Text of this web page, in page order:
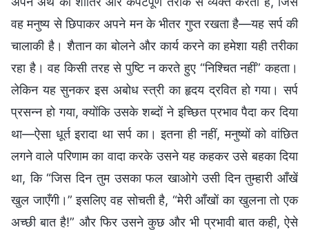
वह मनुष्य से छिपाकर अपने मन के भीतर गुप्त रखता है—यह सर्प की
चालाकी है। शैतान का बोलने और कार्य करने का हमेशा यही तरीका
रहा है। वह किसी तरह से पुष्टि न करते हुए “निश्चित नहीं” कहता।
लेकिन यह सुनकर इस अबोध स्त्री का हृदय द्रवित हो गया। सर्प
प्रसन्न हो गया, क्योंकि उसके शब्दों ने इच्छित प्रभाव पैदा कर दिया
था—ऐसा धूर्त इरादा था सर्प का। इतना ही नहीं, मनुष्यों को वांछित
लगने वाले परिणाम का वादा करके उसने यह कहकर उसे बहका दिया
था, कि “जिस दिन तुम उसका फल खाओगे उसी दिन तुम्हारी आँखें
खुल जाएँगी।” इसलिए वह सोचती है, “मेरी आँखों का खुलना तो एक
अच्छी बात है!” और फिर उसने कुछ और भी प्रभावी बात कही, ऐसे